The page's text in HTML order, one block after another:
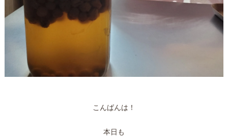
こんばんは！
本日も